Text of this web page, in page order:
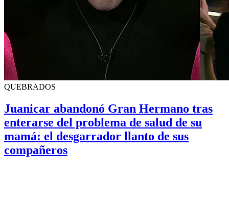
QUEBRADOS
Juanicar abandonó Gran Hermano tras
enterarse del problema de salud de su
mamá: el desgarrador llanto de sus
compañeros